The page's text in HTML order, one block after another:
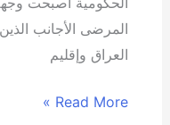
المرضى الأجانب
العراق وإقليم
Read More »